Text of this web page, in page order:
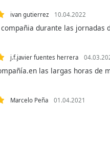
ivan gutierrez 10.04.2022
durante las jornadas
j.f.javier fuentes herrera
las largas horas de
Marcelo Peña 01.04.2021